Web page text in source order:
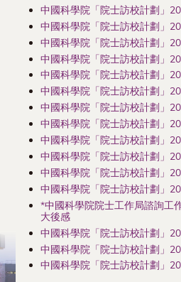
中國科學院「院士訪校計劃」
中國科學院「院士訪校計劃」
中國科學院「院士訪校計劃」
中國科學院「院士訪校計劃」
中國科學院「院士訪校計劃」
中國科學院「院士訪校計劃」
中國科學院「院士訪校計劃」
中國科學院「院士訪校計劃」
中國科學院「院士訪校計劃」
中國科學院「院士訪校計劃」
中國科學院「院士訪校計劃」
中國科學院「院士訪校計劃」
*中國科學院院士工作局諮詢工
大後感
中國科學院「院士訪校計劃」
中國科學院「院士訪校計劃」
中國科學院「院士訪校計劃」